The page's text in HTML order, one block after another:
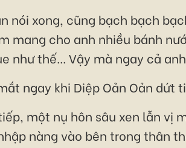
nói xong, cũng bạch bạch
mang cho anh nhiều bánh
như thế... Vậy mà ngay cả
ngay khi Diệp Oản Oản
một nụ hôn sâu xen lẫn vị
nàng vào bên trong thân